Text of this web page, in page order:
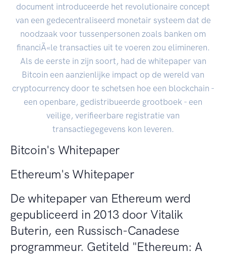
document introduceerde het revolutionaire concept
van een gedecentraliseerd monetair systeem dat de
noodzaak voor tussenpersonen zoals banken om
financiÃ«le transacties uit te voeren zou elimineren.
Als de eerste in zijn soort, had de whitepaper van
Bitcoin een aanzienlijke impact op de wereld van
cryptocurrency door te schetsen hoe een blockchain -
een openbare, gedistribueerde grootboek - een
veilige, verifieerbare registratie van
transactiegegevens kon leveren.
Bitcoin's Whitepaper
Ethereum's Whitepaper
De whitepaper van Ethereum werd
gepubliceerd in 2013 door Vitalik
Buterin, een Russisch-Canadese
programmeur. Getiteld "Ethereum: A